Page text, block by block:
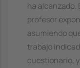
ha alcanzado.
profesor
asumiendo
trabajo
cuestionario,